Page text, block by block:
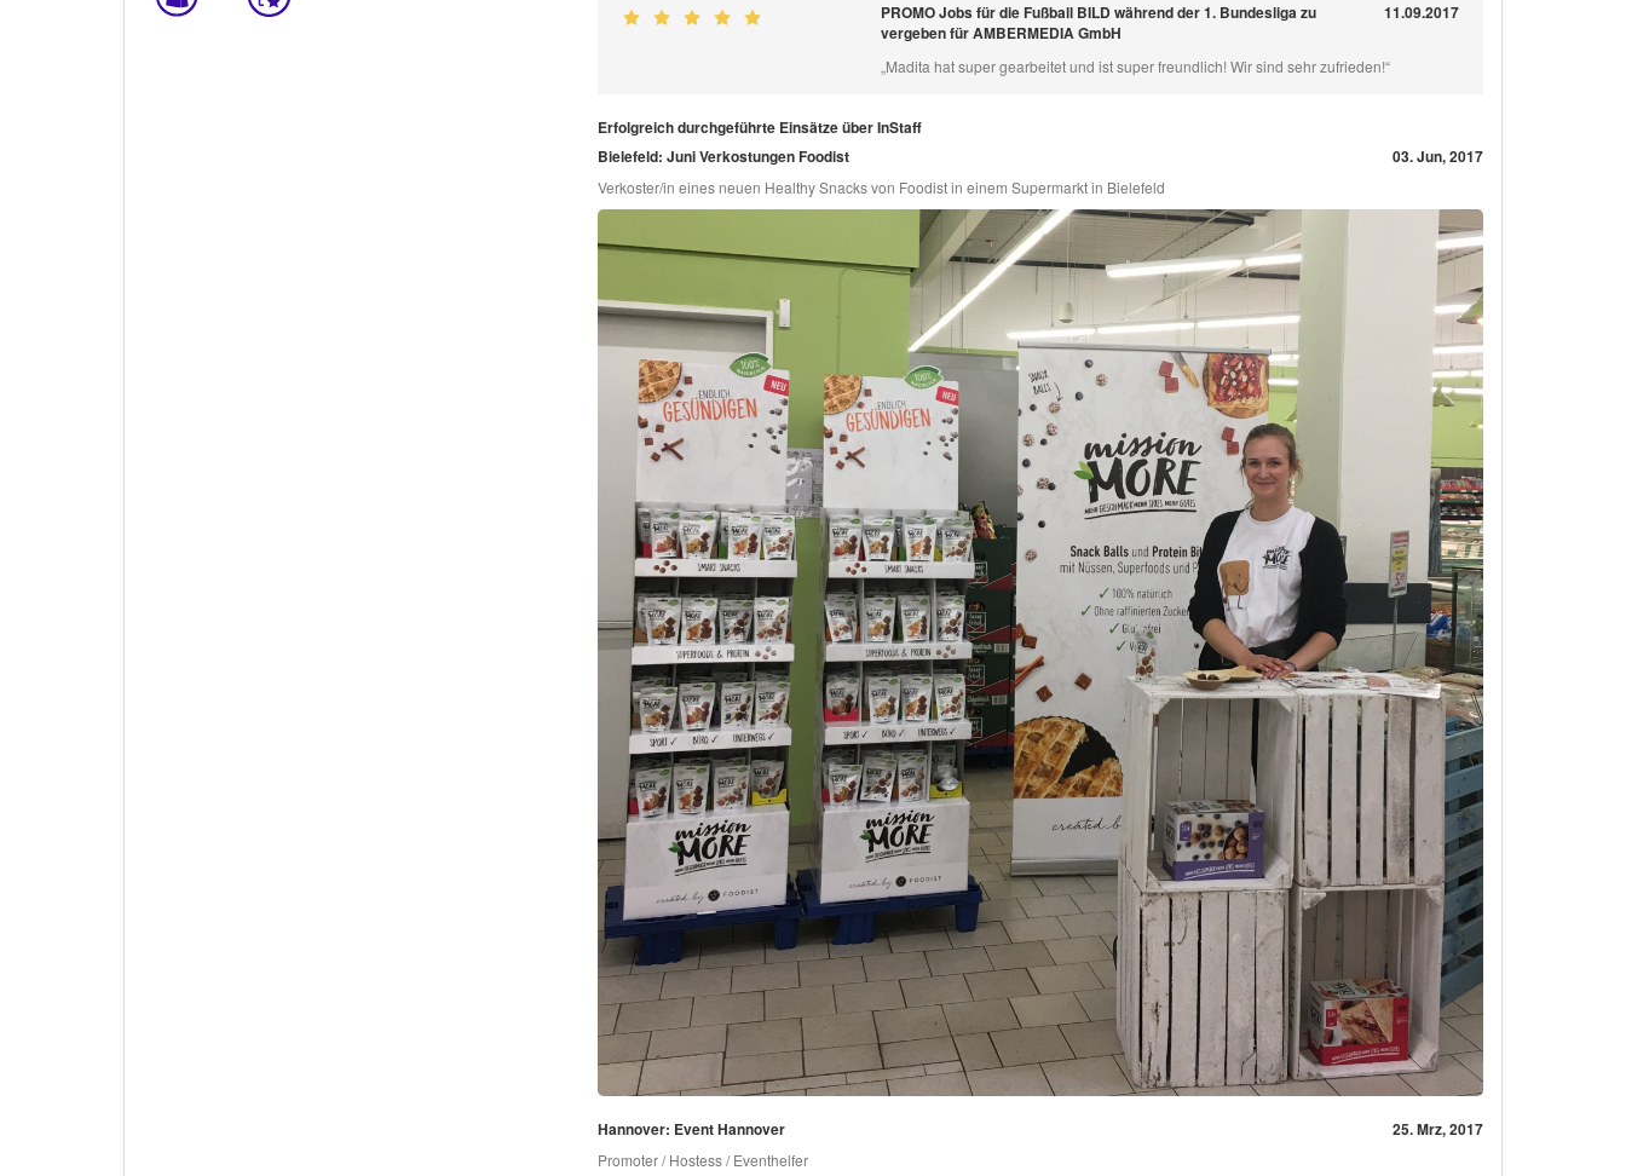
PROMO Jobs für die Fußball BILD während der 1. Bundesliga zu
vergeben für AMBERMEDIA GmbH
11.09.2017
„Madita hat super gearbeitet und ist super freundlich! Wir sind sehr zufrieden!“
Erfolgreich durchgeführte Einsätze über InStaff
Bielefeld: Juni Verkostungen Foodist
03. Jun, 2017
Verkoster/in eines neuen Healthy Snacks von Foodist in einem Supermarkt in Bielefeld
Hannover: Event Hannover 25. Mrz, 2017
Promoter / Hostess / Eventhelfer